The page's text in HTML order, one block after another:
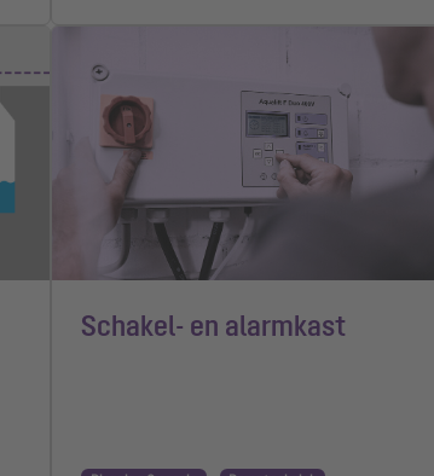
Schakel- en alarmkast